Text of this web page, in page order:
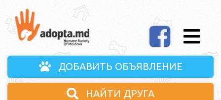
ДОБАВИТЬ ОБЪЯВЛЕНИЕ
НАЙТИ ДРУГА